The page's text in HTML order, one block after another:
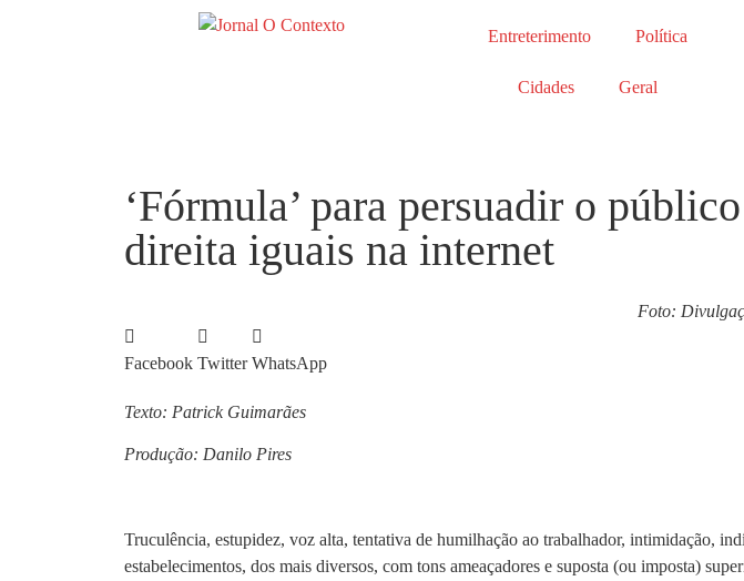
Entreterimento Política
Cidades Geral
‘Fórmula’ para persuadir o
direita iguais na internet
Foto:
Facebook Twitter WhatsApp
Texto: Patrick Guimarães
Produção: Danilo Pires
Truculência, estupidez, voz alta, tentativa de humilhação ao trabalhador, intimidação,
estabelecimentos, dos mais diversos, com tons ameaçadores e suposta (ou imposta)